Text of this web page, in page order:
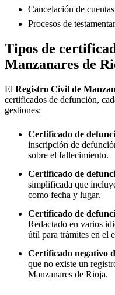
Cancelación de
Procesos de
Tipos de
Manzanares de
El Registro Civil de
certificados de defunción,
gestiones:
Certificado de
inscripción de
sobre el fallecimiento.
Certificado de
simplificada que
como fecha y lugar.
Certificado de
Redactado en varios
útil para trámites en el
Certificado negativo
que no existe un
Manzanares de Rioja.